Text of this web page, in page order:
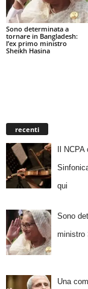
Sono determinata a
tornare in Bangladesh:
l’ex primo ministro
Sheikh Hasina
recenti
Il
qui
Sono
ministro
Una